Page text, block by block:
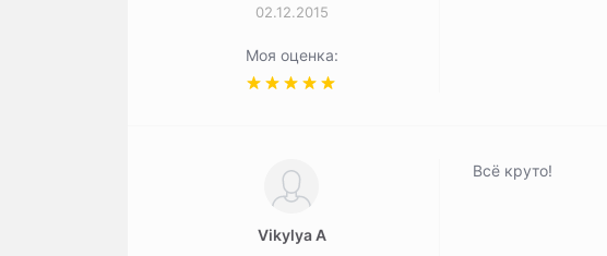
02.12.2015
Моя оценка:
Vikylya A
Всё круто!